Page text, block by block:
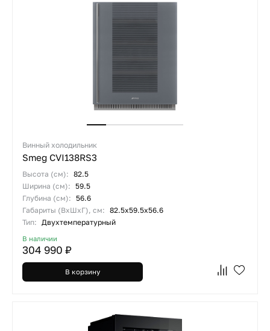
Винный холодильник
Smeg CVI138RS3
Высота (см): 82.5
Ширина (см): 59.5
Глубина (см): 56.6
Габариты (ВхШхГ), см: 82.5х59.5х56.6
Тип: Двухтемпературный
В наличии
304 990 ₽
В корзину